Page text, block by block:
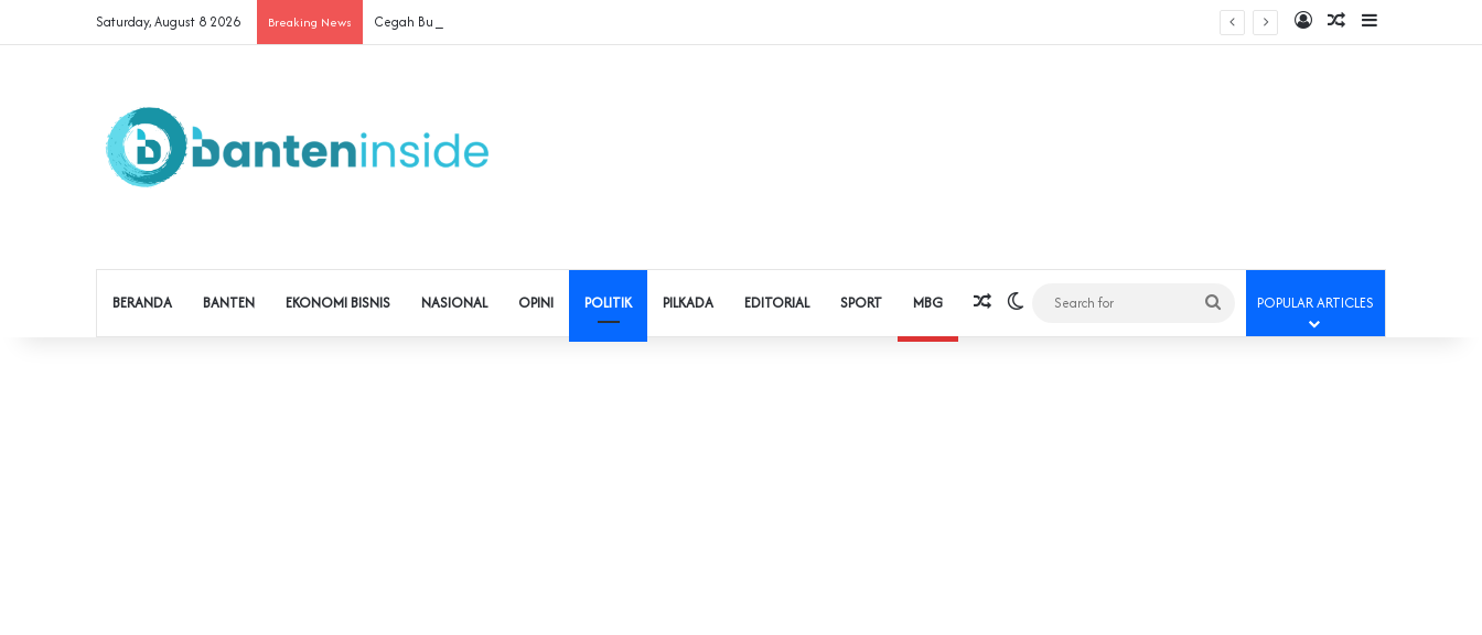
Saturday, August 8 2026 Breaking News Cegah Buruh Terjerat Judol dan Pinjol, Polda Banten Gandeng SPSI Perkuat Literasi Digital Log InRandom Article
Sidebar
BERANDA BANTEN EKONOMI BISNIS NASIONAL OPINI POLITIK PILKADA EDITORIAL SPORT MBG Random Article
Switch skin
Search
for
POPULAR ARTICLES